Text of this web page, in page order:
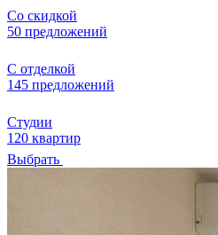
Со скидкой
50 предложений
С отделкой
145 предложений
Студии
120 квартир
Выбрать